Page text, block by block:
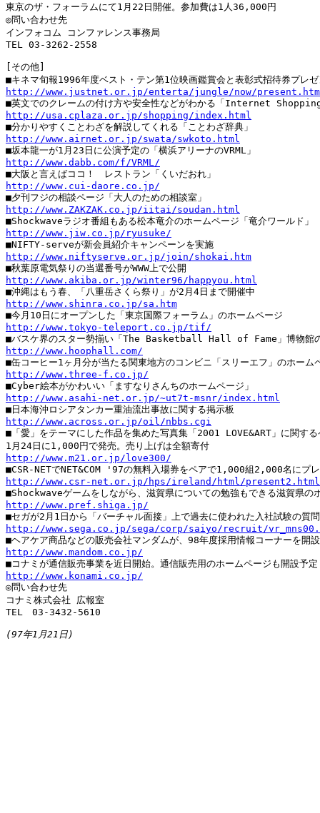
東京のザ・フォーラムにて1月22日開催。参加費は1人36,000円
◎問い合わせ先
インフォコム コンファレンス事務局
TEL 03-3262-2558
[その他]
http://www.justnet.or.jp/enterta/jungle/now/present.htm
http://usa.cplaza.or.jp/shopping/index.html
http://www.airnet.or.jp/swata/swkoto.html
http://www.dabb.com/f/VRML/
http://www.cui-daore.co.jp/
http://www.ZAKZAK.co.jp/iitai/soudan.html
http://www.jiw.co.jp/ryusuke/
http://www.niftyserve.or.jp/join/shokai.htm
http://www.akiba.or.jp/winter96/happyou.html
http://www.shinra.co.jp/sa.htm
http://www.tokyo-teleport.co.jp/tif/
http://www.hoophall.com/
http://www.three-f.co.jp/
http://www.asahi-net.or.jp/~ut7t-msnr/index.html
http://www.across.or.jp/oil/nbbs.cgi
■「愛」をテーマにした作品を集めた写真集「2001 LOVE&ART」に関する
http://www.m21.or.jp/love300/
http://www.csr-net.or.jp/hps/ireland/html/present2.html
http://www.pref.shiga.jp/
http://www.sega.co.jp/sega/corp/saiyo/recruit/
http://www.mandom.co.jp/
http://www.konami.co.jp/
◎問い合わせ先
コナミ株式会社 広報室
TEL　03-3432-5610
(97年1月21日)